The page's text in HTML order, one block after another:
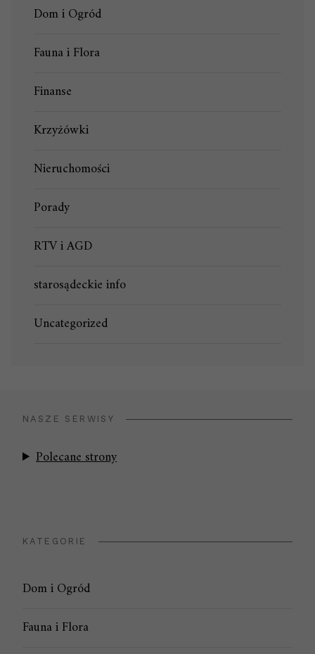
Dom i Ogród
Fauna i Flora
Finanse
Krzyżówki
Nieruchomości
Porady
RTV i AGD
starosądeckie info
Uncategorized
NASZE SERWISY
Polecane strony
KATEGORIE
Dom i Ogród
Fauna i Flora